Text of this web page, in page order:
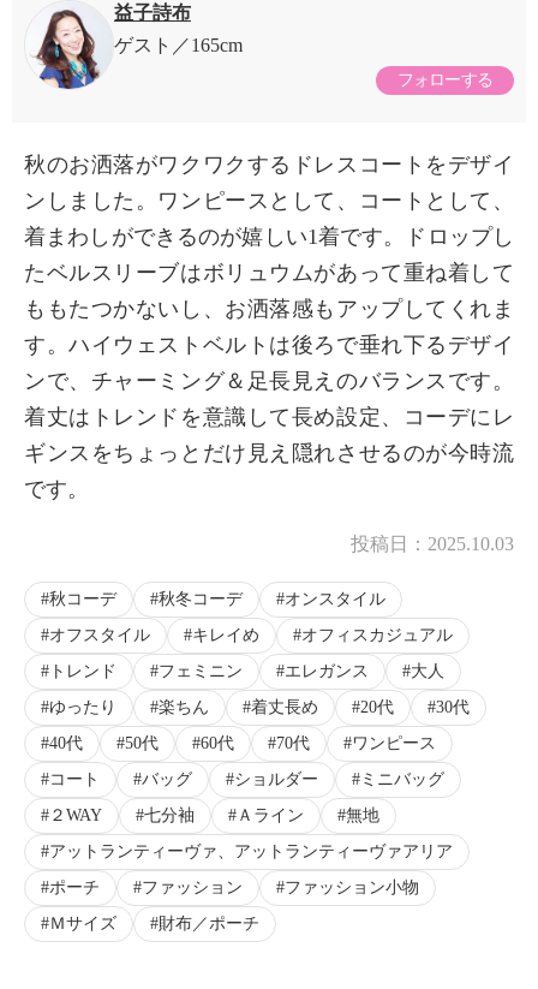
× 商品紹介
益子詩布
ゲスト
165cm
フォローする
秋のお洒落がワクワクするドレスコートをデザイ
ンしました。ワンピースとして、コートとして、
着まわしができるのが嬉しい1着です。ドロップし
たベルスリーブはボリュウムがあって重ね着して
ももたつかないし、お洒落感もアップしてくれま
す。ハイウェストベルトは後ろで垂れ下るデザイ
ンで、チャーミング＆足長見えのバランスです。
着丈はトレンドを意識して長め設定、コーデにレ
ギンスをちょっとだけ見え隠れさせるのが今時流
です。
投稿日： 2025.10.03
秋コーデ 秋冬コーデ
オンスタイル
オフスタイル
キレイめ
オフィスカジュアル
トレンド
フェミニン エレガンス
大人
ゆったり
楽ちん 着丈長め 20代
30代
40代
50代 60代 70代
ワンピース
コート
バッグ ショルダー
ミニバッグ
２WAY
七分袖 Ａライン
無地
アットランティーヴァ、アットランティーヴァアリア
ポーチ
ファッション
ファッション小物
Ｍサイズ
財布／ポーチ